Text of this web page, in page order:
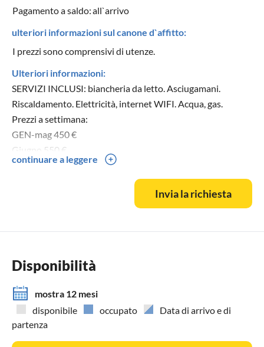
Pagamento a saldo:all`arrivo
ulteriori informazioni sul canone d`affitto:
I prezzi sono comprensivi di utenze.
Ulteriori informazioni:
SERVIZI INCLUSI: biancheria da letto. Asciugamani.
Riscaldamento. Elettricità, internet WIFI. Acqua, gas.
Prezzi a settimana:
GEN-mag 450 €
Giugno 550 €
Luglio 650 €
continuare a leggere
Invia la richiesta
Disponibilità
mostra 12 mesi
disponibile
occupato
Data di arrivo e di
partenza